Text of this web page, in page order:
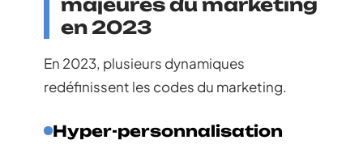
en 2023
En 2023, plusieurs dynamiques
redéfinissent les codes du marketing.
Hyper-personnalisation